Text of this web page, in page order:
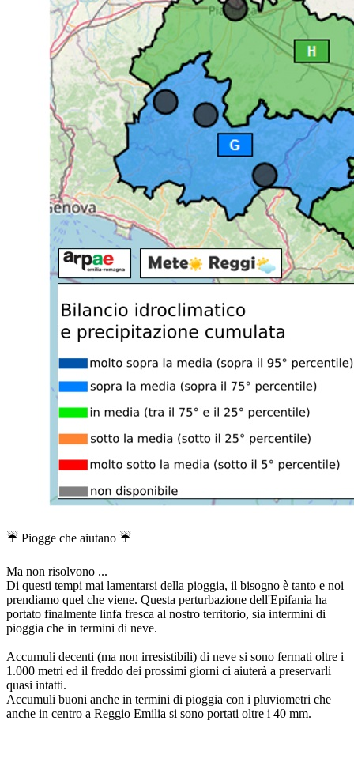
☔️ Piogge che aiutano ☔️
Ma non risolvono ...
Di questi tempi mai lamentarsi della pioggia, il bisogno è tanto e noi
prendiamo quel che viene. Questa perturbazione dell'Epifania ha
portato finalmente linfa fresca al nostro territorio, sia intermini di
pioggia che in termini di neve.
Accumuli decenti (ma non irresistibili) di neve si sono fermati oltre i
1.000 metri ed il freddo dei prossimi giorni ci aiuterà a preservarli
quasi intatti.
Accumuli buoni anche in termini di pioggia con i pluviometri che
anche in centro a Reggio Emilia si sono portati oltre i 40 mm.